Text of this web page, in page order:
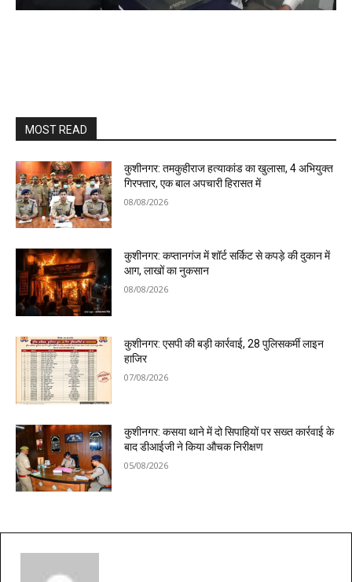
MOST READ
कुशीनगर: तमकुहीराज हत्याकांड का खुलासा, 4 अभियुक्त
गिरफ्तार, एक बाल अपचारी हिरासत में
08/08/2026
कुशीनगर: कप्तानगंज में शॉर्ट सर्किट से कपड़े की दुकान में
आग, लाखों का नुकसान
08/08/2026
कुशीनगर: एसपी की बड़ी कार्रवाई, 28 पुलिसकर्मी लाइन
हाजिर
07/08/2026
कुशीनगर: कसया थाने में दो सिपाहियों पर सख्त कार्रवाई के
बाद डीआईजी ने किया औचक निरीक्षण
05/08/2026